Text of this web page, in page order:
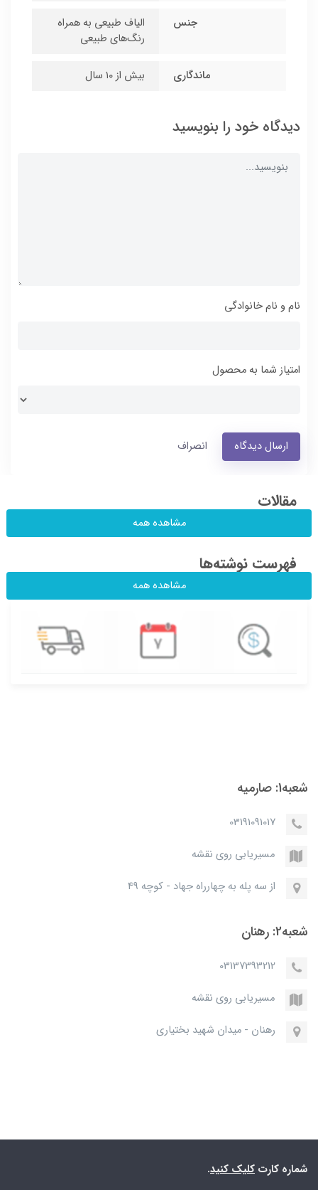
جنس
الیاف طبیعی به همراه
رنگ‌های طبیعی
ماندگاری بیش از ۱۰ سال
دیدگاه خود را بنویسید
نام و نام خانوادگی
امتیاز شما به محصول
ارسال دیدگاه انصراف
مقالات
مشاهده همه
فهرست نوشته‌ها
مشاهده همه
شعبه1: صارمیه
03191091017
مسیریابی روی نقشه
از سه پله به چهارراه جهاد - کوچه 49
شعبه2: رهنان
03137393212
مسیریابی روی نقشه
رهنان - میدان شهید بختیاری
شماره کارت کلیک کنید.